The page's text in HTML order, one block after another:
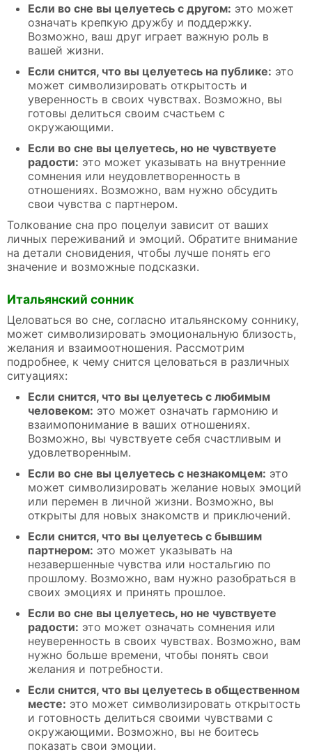
Если во сне вы целуетесь с другом: это может
означать крепкую дружбу и поддержку.
Возможно, ваш друг играет важную роль в
вашей жизни.
Если снится, что вы целуетесь на публике: это
может символизировать открытость и
уверенность в своих чувствах. Возможно, вы
готовы делиться своим счастьем с
окружающими.
Если во сне вы целуетесь, но не чувствуете
радости: это может указывать на внутренние
сомнения или неудовлетворенность в
отношениях. Возможно, вам нужно обсудить
свои чувства с партнером.
Толкование сна про поцелуи зависит от ваших
личных переживаний и эмоций. Обратите внимание
на детали сновидения, чтобы лучше понять его
значение и возможные подсказки.
Итальянский сонник
Целоваться во сне, согласно итальянскому соннику,
может символизировать эмоциональную близость,
желания и взаимоотношения. Рассмотрим
подробнее, к чему снится целоваться в различных
ситуациях:
Если снится, что вы целуетесь с любимым
человеком: это может означать гармонию и
взаимопонимание в ваших отношениях.
Возможно, вы чувствуете себя счастливым и
удовлетворенным.
Если во сне вы целуетесь с незнакомцем: это
может символизировать желание новых эмоций
или перемен в личной жизни. Возможно, вы
открыты для новых знакомств и приключений.
Если снится, что вы целуетесь с бывшим
партнером: это может указывать на
незавершенные чувства или ностальгию по
прошлому. Возможно, вам нужно разобраться в
своих эмоциях и принять прошлое.
Если во сне вы целуетесь, но не чувствуете
радости: это может означать сомнения или
неуверенность в своих чувствах. Возможно, вам
нужно больше времени, чтобы понять свои
желания и потребности.
Если снится, что вы целуетесь в общественном
месте: это может символизировать открытость
и готовность делиться своими чувствами с
окружающими. Возможно, вы не боитесь
показать свои эмоции.